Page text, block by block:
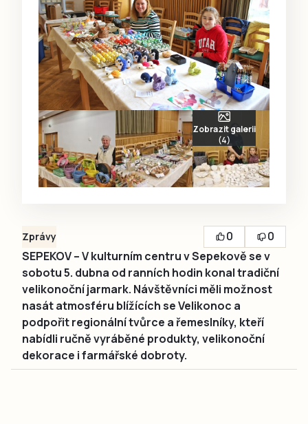
Zobrazit galerii
(4)
Zprávy 0
0
SEPEKOV – V kulturním centru v Sepekově se v
sobotu 5. dubna od ranních hodin konal tradiční
velikonoční jarmark. Návštěvníci měli možnost
nasát atmosféru blížících se Velikonoc a
podpořit regionální tvůrce a řemeslníky, kteří
nabídli ručně vyráběné produkty, velikonoční
dekorace i farmářské dobroty.